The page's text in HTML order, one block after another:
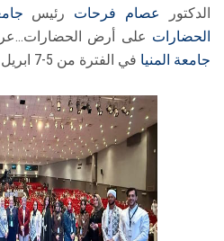
الدكتور
عصام فرحات رئيس
الحضارات على أرض
جامعة المنيا في الفترة من 5-7 ابريل